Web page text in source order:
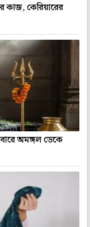
কাজ, কেরিয়ারের
অমঙ্গল ডেকে